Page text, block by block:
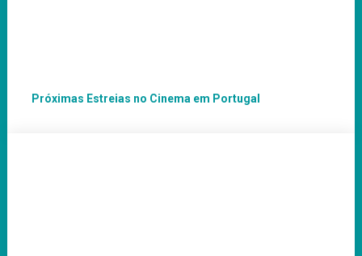
Próximas Estreias no Cinema em Portugal